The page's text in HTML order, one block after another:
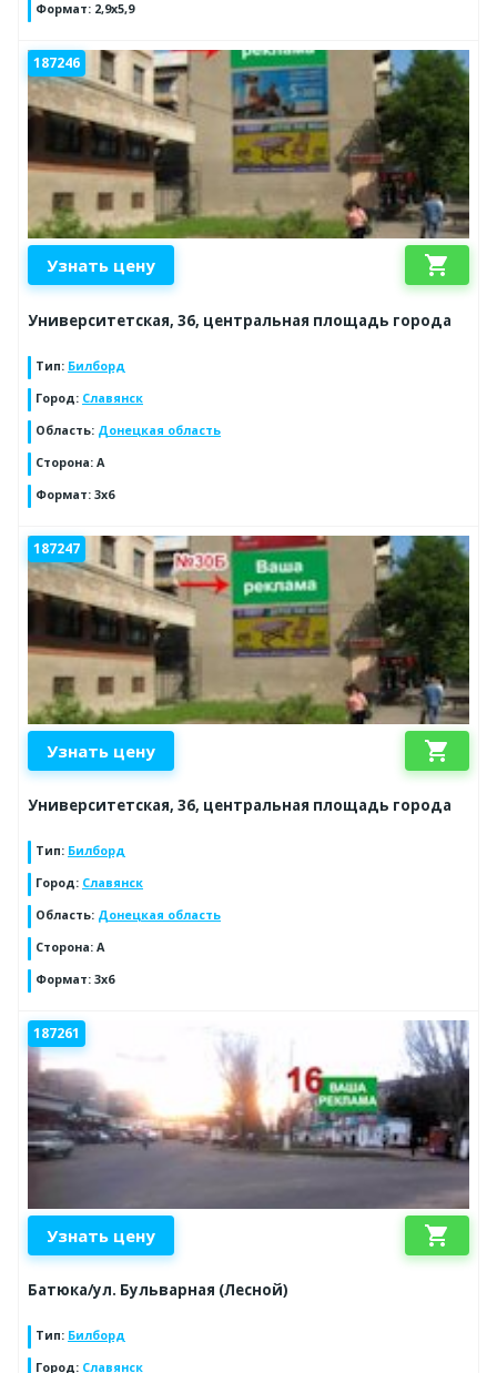
Формат: 2,9х5,9
187246
Узнать цену shopping_cart
Университетская, 36, центральная площадь города
Тип: Билборд
Город: Славянск
Область: Донецкая область
Сторона: А
Формат: 3х6
187247
Узнать цену shopping_cart
Университетская, 36, центральная площадь города
Тип: Билборд
Город: Славянск
Область: Донецкая область
Сторона: А
Формат: 3х6
187261
Узнать цену shopping_cart
Батюка/ул. Бульварная (Лесной)
Тип: Билборд
Город: Славянск